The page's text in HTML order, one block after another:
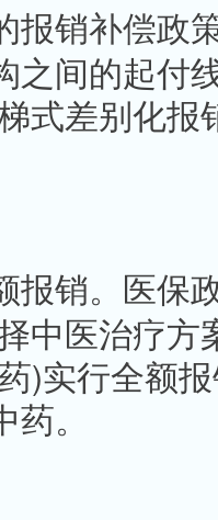
报销补偿政
之间的起付
式差别化报
报销。医保
中医治疗方
)实行全额
。